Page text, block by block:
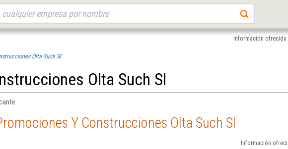
Información
Olta Such Sl
Olta Such Sl
Y Construcciones Olta Such Sl
Información